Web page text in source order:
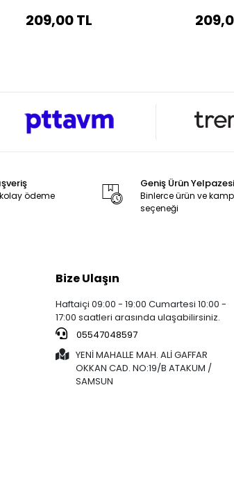
209,00 TL
ödeme
Geniş Ürün Yelpazesi
Binlerce ürün ve
seçeneği
Bize Ulaşın
Haftaiçi 09:00 - 19:00 Cumartesi 10:00 -
17:00 saatleri arasında ulaşabilirsiniz.
05547048597
YENİ MAHALLE MAH. ALİ GAFFAR
OKKAN CAD. NO:19/B ATAKUM /
SAMSUN